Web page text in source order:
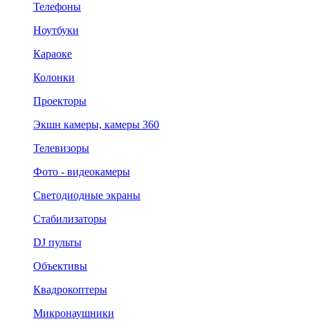
Телефоны
Ноутбуки
Караоке
Колонки
Проекторы
Экшн камеры, камеры 360
Телевизоры
Фото - видеокамеры
Светодиодные экраны
Стабилизаторы
DJ пульты
Объективы
Квадрокоптеры
Микронаушники